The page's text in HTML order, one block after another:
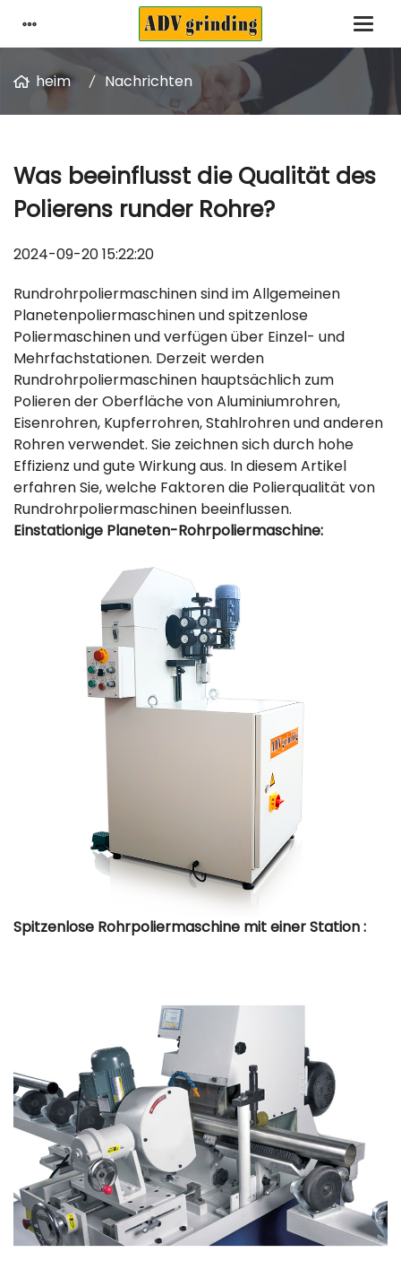
heim Nachrichten
Was beeinflusst die Qualität des
Polierens runder Rohre?
2024-09-20 15:22:20
Rundrohrpoliermaschinen sind im Allgemeinen
Planetenpoliermaschinen und spitzenlose
Poliermaschinen und verfügen über Einzel- und
Mehrfachstationen. Derzeit werden
Rundrohrpoliermaschinen hauptsächlich zum
Polieren der Oberfläche von Aluminiumrohren,
Eisenrohren, Kupferrohren, Stahlrohren und anderen
Rohren verwendet. Sie zeichnen sich durch hohe
Effizienz und gute Wirkung aus. In diesem Artikel
erfahren Sie, welche Faktoren die Polierqualität von
Rundrohrpoliermaschinen beeinflussen.
Einstationige Planeten-Rohrpoliermaschine:
Spitzenlose Rohrpoliermaschine mit einer Station :